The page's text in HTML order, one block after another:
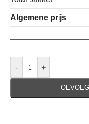
Algemene prijs
- +